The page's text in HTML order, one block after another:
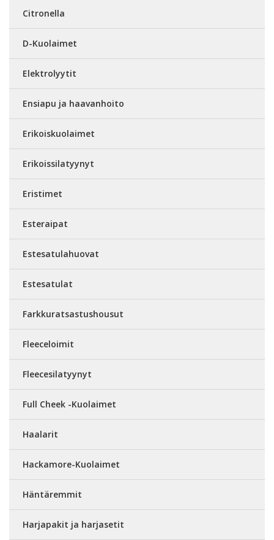
Citronella
D-Kuolaimet
Elektrolyytit
Ensiapu ja haavanhoito
Erikoiskuolaimet
Erikoissilatyynyt
Eristimet
Esteraipat
Estesatulahuovat
Estesatulat
Farkkuratsastushousut
Fleeceloimit
Fleecesilatyynyt
Full Cheek -Kuolaimet
Haalarit
Hackamore-Kuolaimet
Häntäremmit
Harjapakit ja harjasetit